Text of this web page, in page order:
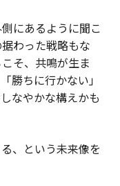
にあるように聞こ
わった戦略もな
そ、共鳴が生ま
勝ちに行かない」
なやかな構えかも
、という未来像を